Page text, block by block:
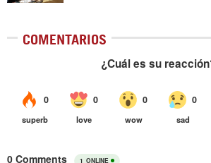
COMENTARIOS